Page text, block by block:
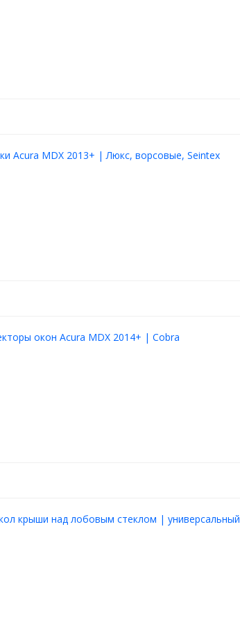
дополнительную защиту в
Acura MDX 2013+ | Люкс, ворсовые, Seintex
окон Acura MDX 2014+ | Cobra
крыши над лобовым стеклом | универсальный